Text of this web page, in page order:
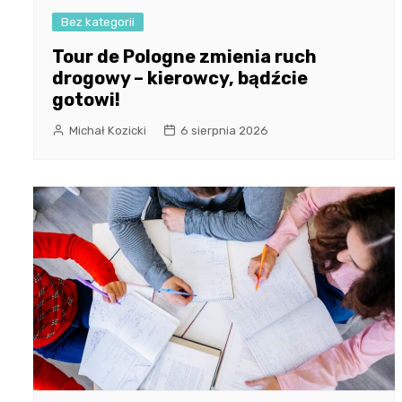
Bez kategorii
Tour de Pologne zmienia ruch
drogowy – kierowcy, bądźcie
gotowi!
Michał Kozicki 6 sierpnia 2026